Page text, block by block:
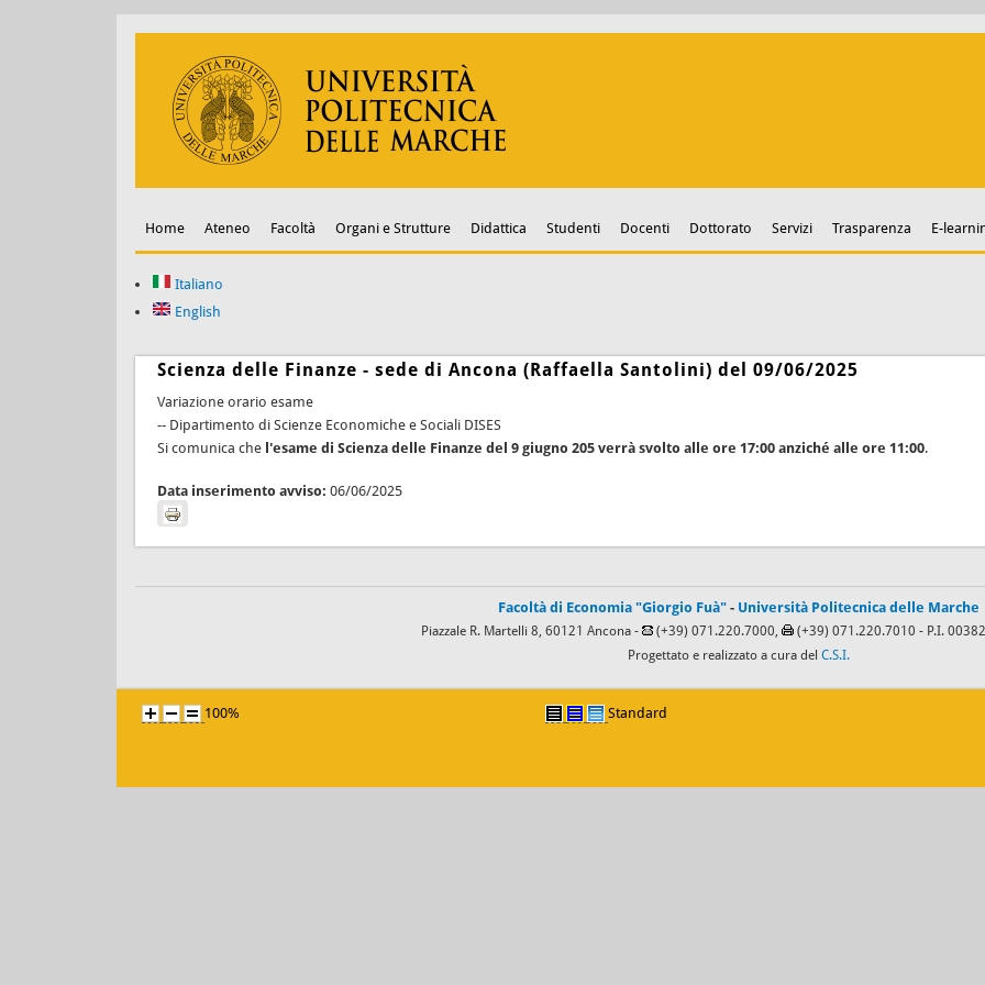
Home Ateneo Facoltà Organi e Strutture Didattica Studenti Docenti Dottorato Servizi Trasparenza E-
Italiano
English
Scienza delle Finanze - sede di Ancona (Raffaella Santolini) del 09/06/2025
Variazione orario esame
-- Dipartimento di Scienze Economiche e Sociali DISES
Si comunica chel'esame di Scienza delle Finanze del 9 giugno 205 verrà svolto alle ore 17:00 anziché alle ore 11:00.
Data inserimento avviso: 06/06/2025
Facoltà di Economia "Giorgio Fuà" - Università Politecnica delle Marche
Piazzale R. Martelli 8, 60121 Ancona - (+39) 071.220.7000, (+39) 071.220.7010 - P.I.
Progettato e realizzato a cura del C.S.I.
100% Standard